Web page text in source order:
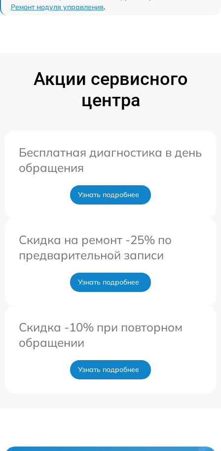
Ремонт модуля управления.
Акции сервисного
центра
Бесплатная диагностика в день
обращения
Узнать подробнее
Скидка на ремонт -25% по
предварительной записи
Узнать подробнее
Скидка -10% при повторном
обращении
Узнать подробнее